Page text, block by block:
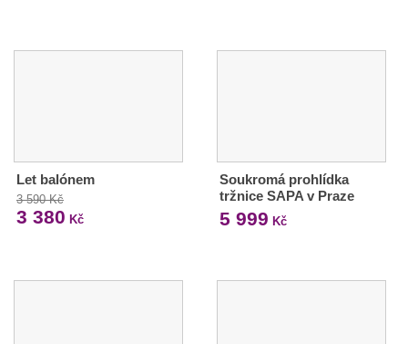
Let balónem
3 590 Kč
3 380 Kč
Soukromá prohlídka
tržnice SAPA v Praze
5 999 Kč